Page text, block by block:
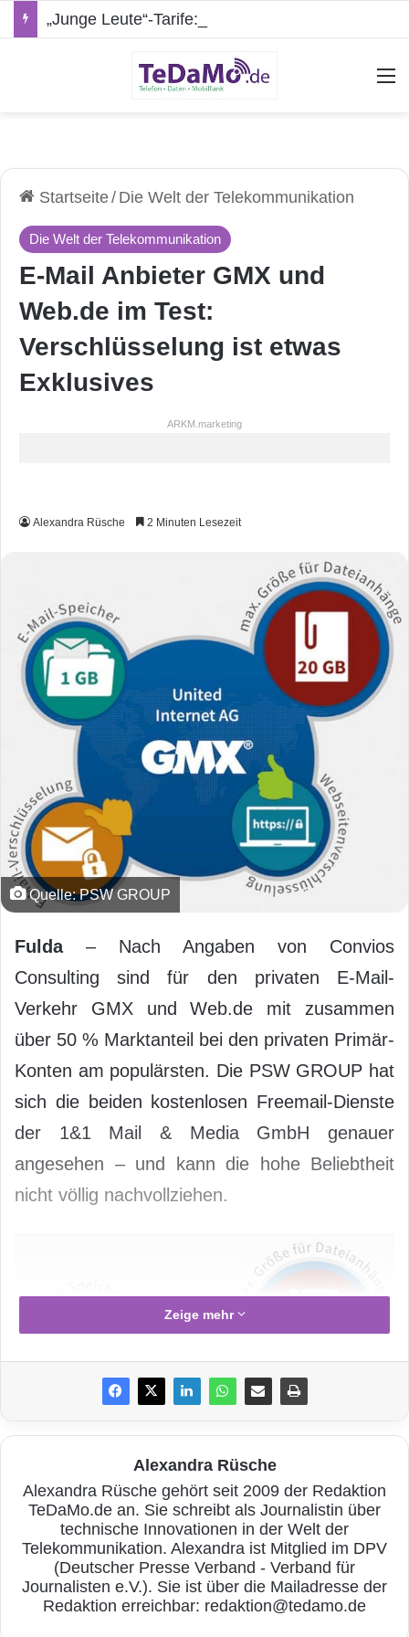
Startseite/ Die Welt der Telekommunikation
Die Welt der Telekommunikation
E-Mail Anbieter GMX und
Web.de im Test:
Verschlüsselung ist etwas
Exklusives
ARKM.marketing
Alexandra Rüsche 2 Minuten Lesezeit
Quelle: PSW GROUP
Fulda– Nach Angaben von Convios
Consulting sind für den privaten E-Mail-
Verkehr GMX und Web.de mit zusammen
über 50 % Marktanteil bei den privaten Primär-
Konten am populärsten. Die PSW GROUP hat
sich die beiden kostenlosen Freemail-Dienste
der 1&1 Mail & Media GmbH genauer
angesehen – und kann die hohe Beliebtheit
nicht völlig nachvollziehen.
Quelle: PSW GROUP
Zeige mehr
Alexandra Rüsche
Alexandra Rüsche gehört seit 2009 der Redaktion
TeDaMo.de an. Sie schreibt als Journalistin über
technische Innovationen in der Welt der
Telekommunikation. Alexandra ist Mitglied im DPV
(Deutscher Presse Verband - Verband für
Journalisten e.V.). Sie ist über die Mailadresse der
Redaktion erreichbar: redaktion@tedamo.de